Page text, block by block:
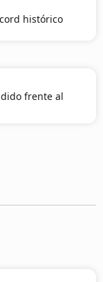
histórico
frente al